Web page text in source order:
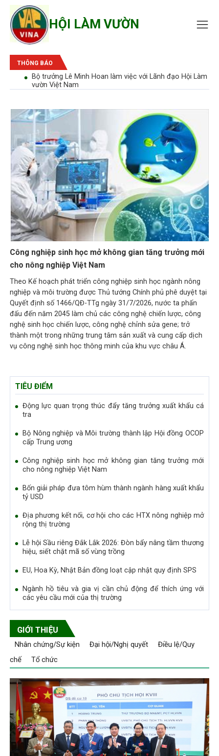
HỘI LÀM VƯỜN
THÔNG BÁO
Hội Làm
Quyết định công nhận và phân công nhiệm vụ
viên BCH, BTV được bầu bổ sung tháng 3/2023
Công nghiệp sinh học mở không gian tăng trưởng mới
cho nông nghiệp Việt Nam
Theo Kế hoạch phát triển công nghiệp sinh học ngành nông
nghiệp và môi trường được Thủ tướng Chính phủ phê duyệt tại
Quyết định số 1466/QĐ-TTg ngày 31/7/2026, nước ta phấn
đấu đến năm 2045 làm chủ các công nghệ chiến lược, công
nghệ sinh học chiến lược, công nghệ chỉnh sửa gene; trở
thành một trong những trung tâm sản xuất và cung cấp dịch
vụ công nghệ sinh học thông minh của khu vực châu Á.
TIÊU ĐIỂM
Động lực quan trọng thúc đẩy tăng trưởng xuất khẩu cá
tra
Bộ Nông nghiệp và Môi trường thành lập Hội đồng OCOP
cấp Trung ương
Công nghiệp sinh học mở không gian tăng trưởng mới
cho nông nghiệp Việt Nam
Bốn giải pháp đưa tôm hùm thành ngành hàng xuất khẩu
tỷ USD
Địa phương kết nối, cơ hội cho các HTX nông nghiệp mở
rộng thị trường
Lễ hội Sầu riêng Đắk Lắk 2026: Đòn bẩy nâng tầm thương
hiệu, siết chặt mã số vùng trồng
EU, Hoa Kỳ, Nhật Bản đồng loạt cập nhật quy định SPS
Ngành hồ tiêu và gia vị cần chủ động để thích ứng với
các yêu cầu mới của thị trường
GIỚI THIỆU
Nhân chứng/Sự kiện Đại hội/Nghị quyết
Điều lệ/Quy
chế
Tổ chức